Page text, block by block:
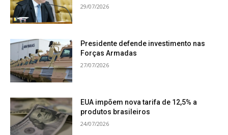
29/07/2026
Presidente defende investimento nas
Forças Armadas
27/07/2026
EUA impõem nova tarifa de 12,5% a
produtos brasileiros
24/07/2026